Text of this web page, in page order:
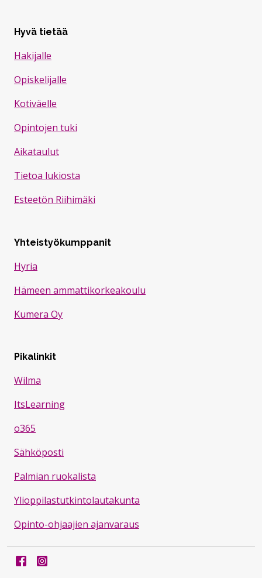
Hyvä tietää
Hakijalle
Opiskelijalle
Kotiväelle
Opintojen tuki
Aikataulut
Tietoa lukiosta
Esteetön Riihimäki
Yhteistyökumppanit
Hyria
Hämeen ammattikorkeakoulu
Kumera Oy
Pikalinkit
Wilma
ItsLearning
o365
Sähköposti
Palmian ruokalista
Ylioppilastutkintolautakunta
Opinto-ohjaajien ajanvaraus
FacebookInstagram